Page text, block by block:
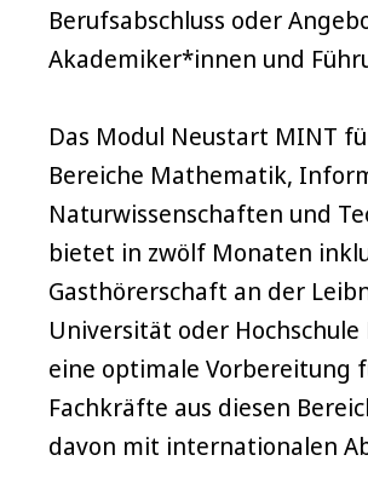
Berufsabschluss oder
Akademiker*innen und
Das Modul Neustart MINT
Bereiche Mathematik,
Naturwissenschaften und
bietet in zwölf Monaten
Gasthörerschaft an der
Universität oder Hochschule
eine optimale Vorbereitung
Fachkräfte aus diesen
davon mit internationalen